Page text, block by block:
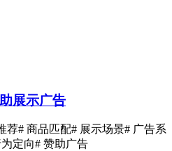
展示广告
荐# 商品匹配# 展示场景# 广告系
定向# 赞助广告